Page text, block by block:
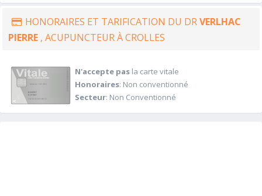
HONORAIRES ET TARIFICATION DU DRVERLHAC
PIERRE , ACUPUNCTEUR À CROLLES
N'accepte pasla carte vitale
Honoraires: Non conventionné
Secteur: Non Conventionné